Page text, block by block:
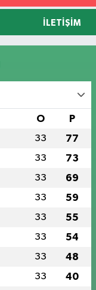
İLETIŞIM
O P
33 77
33 73
33 69
33 59
33 55
33 54
33 48
33 40